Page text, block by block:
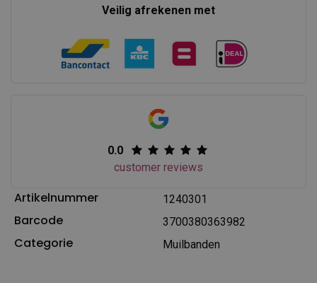
Veilig afrekenen met
0.0
customer reviews
Artikelnummer 1240301
Barcode 3700380363982
Categorie Muilbanden